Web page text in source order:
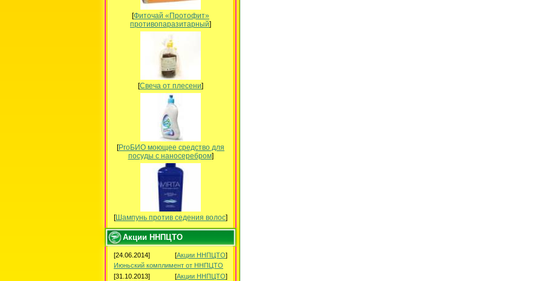
[Фиточай «Протофит»
противопаразитарный]
[Свеча от плесени]
[ProБИО моющее средство для
посуды c наносеребром]
[Шампунь против седения волос]
Акции ННПЦТО
[24.06.2014] [Акции ННПЦТО]
Июньский комплимент от ННПЦТО
[31.10.2013]
[Акции ННПЦТО]